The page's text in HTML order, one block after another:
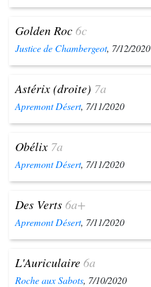
Golden Roc6c
Justice de Chambergeot, 7/12/2020
Astérix (droite) 7a
Apremont Désert, 7/11/2020
Obélix 7a
Apremont Désert, 7/11/2020
Des Verts6a+
Apremont Désert, 7/11/2020
L'Auriculaire6a
Roche aux Sabots, 7/10/2020